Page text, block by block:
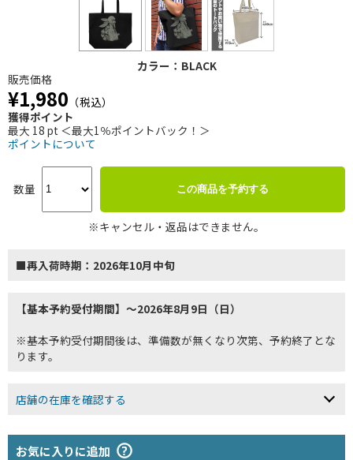
カラー：BLACK
販売価格
¥1,980 （税込）
獲得ポイント
最大 18 pt ＜最大1％ポイントバック！＞
ポイントについて
数量 この商品を予約する
※キャンセル・返品はできません。
■再入荷時期：2026年10月中旬
【基本予約受付期間】～2026年8月9日（日）
※基本予約受付期間後は、準備数が無くなり次第、予約終了とな
ります。
店舗の在庫を確認する
お気に入りに追加